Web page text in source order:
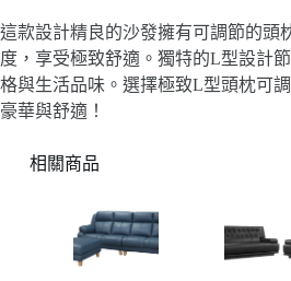
這款設計精良的沙發擁有可調節的頭
度，享受極致舒適。獨特的L型設計
格與生活品味。選擇極致L型頭枕可
豪華與舒適！
相關商品